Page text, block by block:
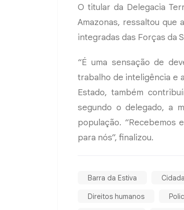
O titular da Delegacia
Amazonas, ressaltou
integradas das Forças da
“É uma sensação de
trabalho de inteligência e
Estado, também
segundo o delegado, a
população. “Recebemos
para nós”, finalizou.
Barra da Estiva
Direitos humanos